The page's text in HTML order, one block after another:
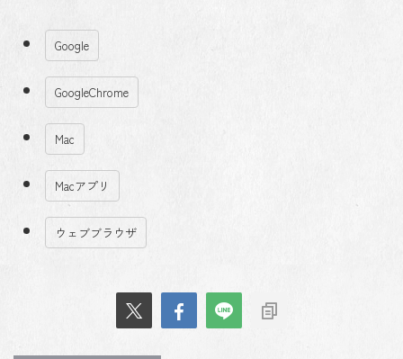
Google
GoogleChrome
Mac
Macアプリ
ウェブブラウザ